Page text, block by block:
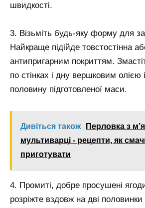
швидкості.
3. Візьміть будь-яку форму для
Найкраще підійде товстостінна
антипригарним покриттям.
по стінках і дну вершковим олією
половину підготовленої маси.
Дивіться також
Перловка з
мультиварці - рецепти, як
приготувати
4. Промиті, добре просушені
розріжте вздовж на дві половинки